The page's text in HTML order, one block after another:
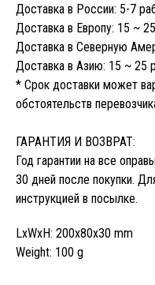
Доставка в России: 5-7
Доставка в Европу: 15 ~
Доставка в Северную
Доставка в Азию: 15 ~ 25
* Срок доставки может
обстоятельств
ГАРАНТИЯ И ВОЗВРАТ:
Год гарантии на все
30 дней после покупки.
инструкцией в посылке.
LxWxH: 200x80x30 mm
Weight: 100 g